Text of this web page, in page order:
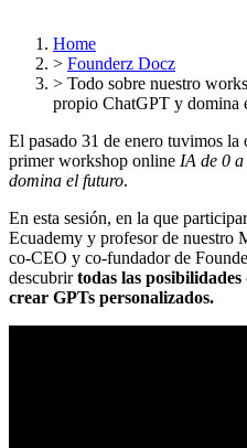
Home
> Founderz Docz
> Todo sobre nuestro
propio ChatGPT y domina
El pasado 31 de enero tuvimos
primer workshop online IA de 0
domina el futuro.
En esta sesión, en la que
Ecuademy y profesor de nuestro
co-CEO y co-fundador de
descubrirtodas las
crear GPTs personalizados.